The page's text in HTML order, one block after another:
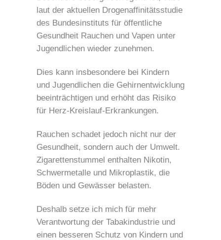
laut der aktuellen Drogenaffinitätsstudie
des Bundesinstituts für öffentliche
Gesundheit Rauchen und Vapen unter
Jugendlichen wieder zunehmen.
Dies kann insbesondere bei Kindern
und Jugendlichen die Gehirnentwicklung
beeinträchtigen und erhöht das Risiko
für Herz-Kreislauf-Erkrankungen.
Rauchen schadet jedoch nicht nur der
Gesundheit, sondern auch der Umwelt.
Zigarettenstummel enthalten Nikotin,
Schwermetalle und Mikroplastik, die
Böden und Gewässer belasten.
Deshalb setze ich mich für mehr
Verantwortung der Tabakindustrie und
einen besseren Schutz von Kindern und